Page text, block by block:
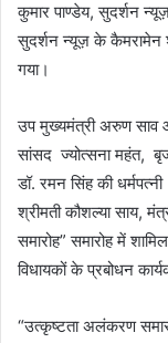
कुमार पाण्डेय, सुदर्शन
सुदर्शन न्यूज़ के कैमरामेन
गया।
उप मुख्यमंत्री अरुण साव
सांसद ज्योत्सना महंत,
डॉ. रमन सिंह की
श्रीमती कौशल्या साय,
समारोह” समारोह में
विधायकों के प्रबोधन
“उत्कृष्टता अलंकरण